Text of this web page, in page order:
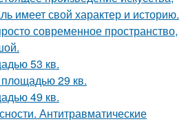
имеет свой характер и историю.
современное пространство,
53 кв.
29 кв.
49 кв.
Антитравматические